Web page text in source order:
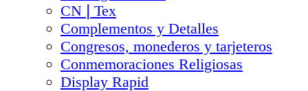
CN❘Tex
Complementos y Detalles
Congresos, monederos y tarjeteros
Conmemoraciones Religiosas
Display Rapid